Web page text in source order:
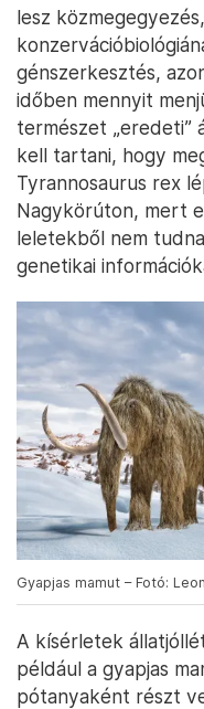
lesz
génszerkesztés,
időben mennyit
természet „eredeti”
kell tartani, hogy
Tyrannosaurus rex
Nagykörúton, mert
leletekből nem
genetikai
Gyapjas mamut – Fotó:
A kísérletek
például a gyapjas
pótanyaként részt